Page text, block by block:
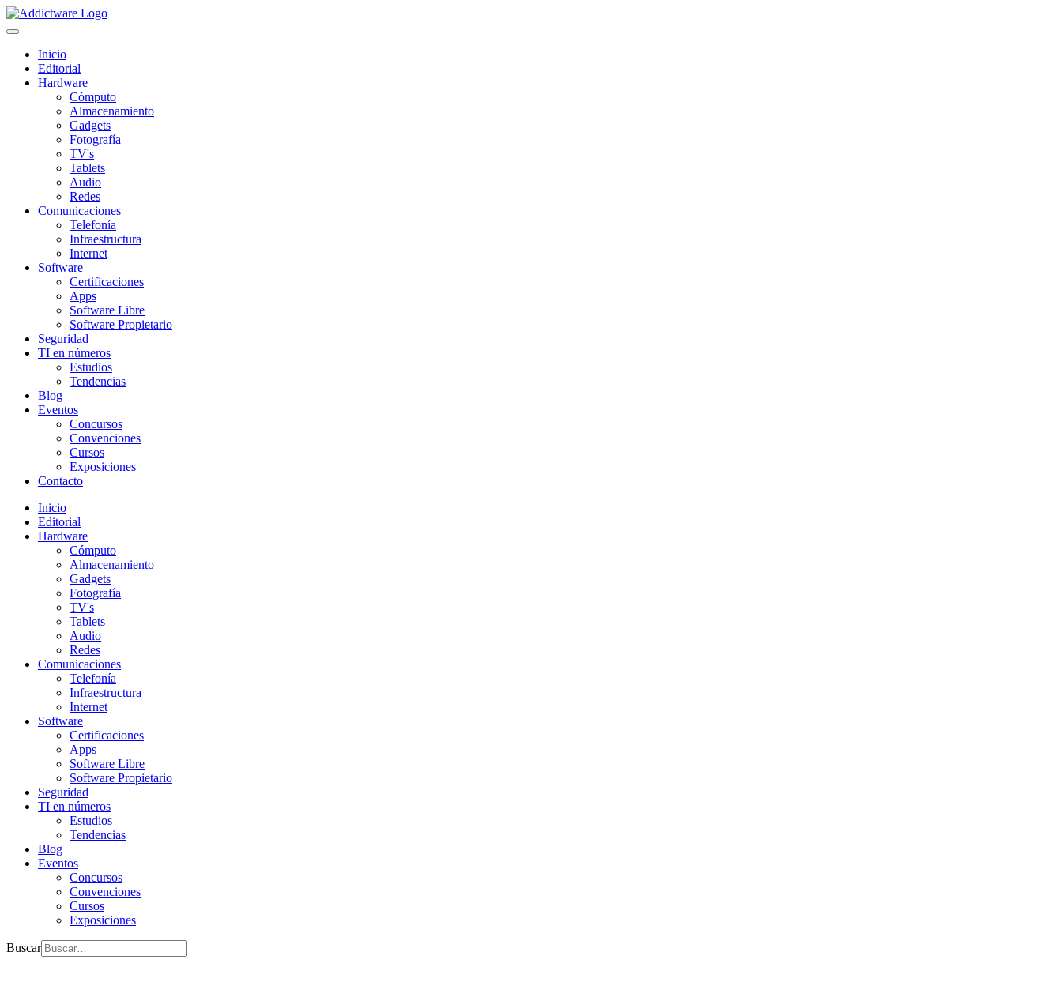
Inicio
Editorial
Hardware
Cómputo
Almacenamiento
Gadgets
Fotografía
TV's
Tablets
Audio
Redes
Comunicaciones
Telefonía
Infraestructura
Internet
Software
Certificaciones
Apps
Software Libre
Software Propietario
Seguridad
TI en números
Estudios
Tendencias
Blog
Eventos
Concursos
Convenciones
Cursos
Exposiciones
Contacto
Inicio
Editorial
Hardware
Cómputo
Almacenamiento
Gadgets
Fotografía
TV's
Tablets
Audio
Redes
Comunicaciones
Telefonía
Infraestructura
Internet
Software
Certificaciones
Apps
Software Libre
Software Propietario
Seguridad
TI en números
Estudios
Tendencias
Blog
Eventos
Concursos
Convenciones
Cursos
Exposiciones
Buscar